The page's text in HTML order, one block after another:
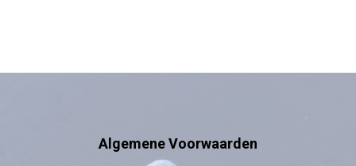
Algemene Voorwaarden